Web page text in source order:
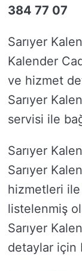
384 77 07
Sarıyer
Kalender
ve hizmet
Sarıyer
servisi ile
Sarıyer
Sarıyer
hizmetleri ile
listelenmiş
Sarıyer
detaylar için